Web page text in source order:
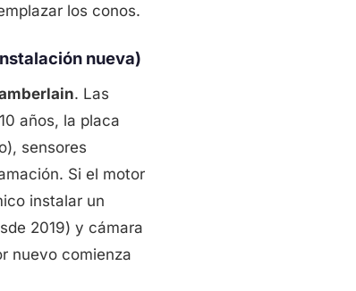
los conos.
nueva)
. Las
años, la placa
sensores
Si el motor
instalar un
2019) y cámara
nuevo comienza